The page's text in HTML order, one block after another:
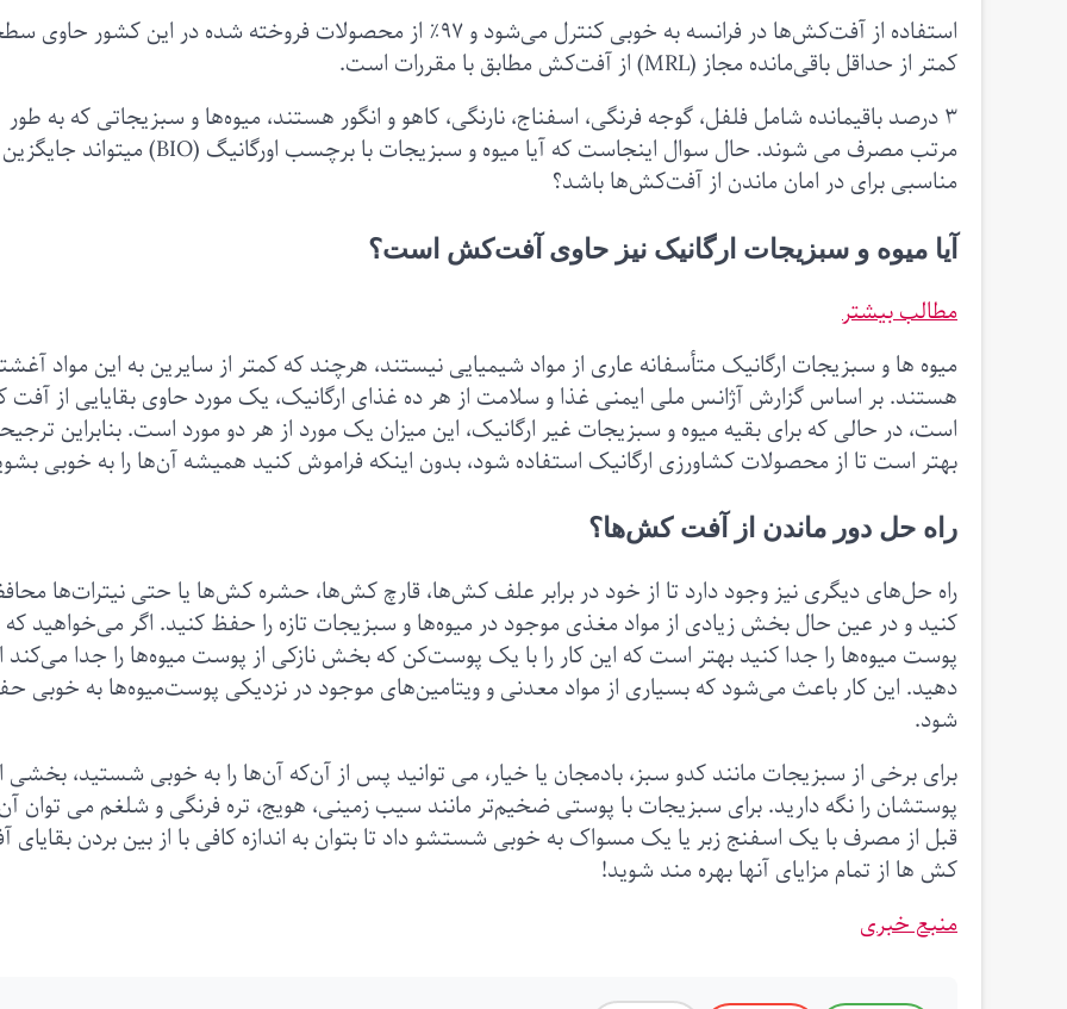
استفاده از آفت‌کش‌ها در فرانسه به خوبی کنترل می‌شود و ۹۷٪ از محصولات فروخته شده در این کشور
کمتر از حداقل باقی‌مانده مجاز (MRL) از آفت‌کش مطابق با مقررات است.
۳ درصد باقیمانده شامل فلفل، گوجه فرنگی، اسفناج، نارنگی، کاهو و انگور هستند، میوه‌ها و سبزیجاتی که به طور
مرتب مصرف می شوند. حال سوال اینجاست که آیا میوه و سبزیجات با برچسب اورگانیگ (BIO) میتواند جایگزین
مناسبی برای در امان ماندن از آفت‌کش‌ها باشد؟
آیا میوه و سبزیجات ارگانیک نیز حاوی آفت‌کش است؟
مطالب بیشتر
میوه ها و سبزیجات ارگانیک متأسفانه عاری از مواد شیمیایی نیستند، هرچند که کمتر از سایرین به این مواد
هستند. بر اساس گزارش آژانس ملی ایمنی غذا و سلامت از هر ده غذای ارگانیک، یک مورد حاوی بقایایی از
است، در حالی که برای بقیه میوه و سبزیجات غیر ارگانیک، این میزان یک مورد از هر دو مورد است. بنابراین
بهتر است تا از محصولات کشاورزی ارگانیک استفاده شود، بدون اینکه فراموش کنید همیشه آن‌ها را به خوبی
راه حل دور ماندن از آفت کش‌ها؟
راه حل‌های دیگری نیز وجود دارد تا از خود در برابر علف کش‌ها، قارچ کش‌ها، حشره کش‌ها یا حتی نیترات‌ها
کنید و در عین حال بخش زیادی از مواد مغذی موجود در میوه‌ها و سبزیجات تازه را حفظ کنید. اگر می‌خواهید که
پوست میوه‌ها را جدا کنید بهتر است که این کار را با یک پوست‌کن که بخش نازکی از پوست میوه‌ها را جدا می‌کند
دهید. این کار باعث می‌شود که بسیاری از مواد معدنی و ویتامین‌های موجود در نزدیکی پوست‌میوه‌ها به خوبی
شود.
برای برخی از سبزیجات مانند کدو سبز، بادمجان یا خیار، می توانید پس از آن‌که آن‌ها را به خوبی شستید، بخشی
پوستشان را نگه دارید. برای سبزیجات با پوستی ضخیم‌تر مانند سیب زمینی، هویج، تره فرنگی و شلغم می توان
قبل از مصرف با یک اسفنج زبر یا یک مسواک به خوبی شستشو داد تا بتوان به اندازه کافی با از بین بردن بقایای
کش ها از تمام مزایای آنها بهره مند شوید!
منبع خبری